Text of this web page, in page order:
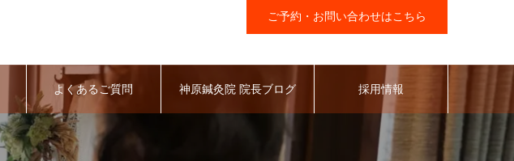
ご予約・お問い合わせはこちら
よくあるご質問 神原鍼灸院 院長ブログ 採用情報